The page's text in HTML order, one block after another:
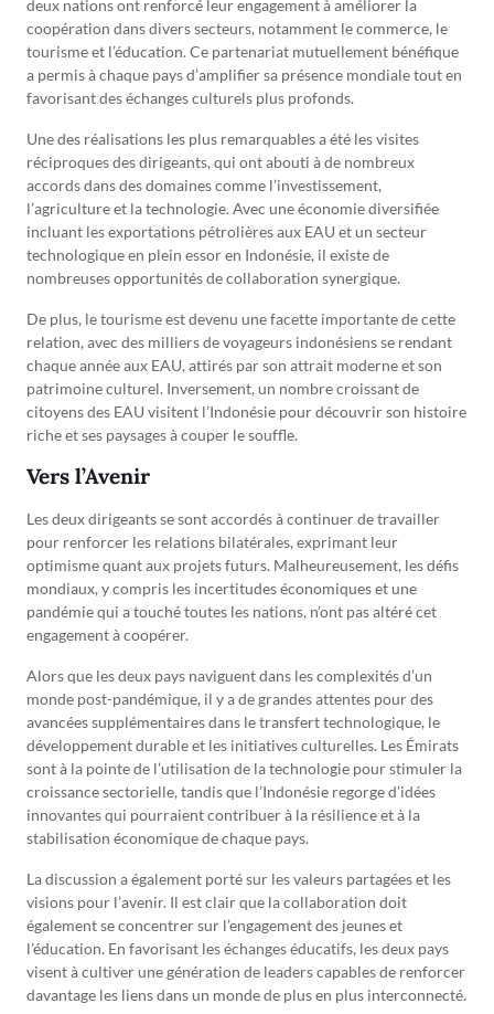
deux nations ont renforcé leur engagement à améliorer la
coopération dans divers secteurs, notamment le commerce, le
tourisme et l’éducation. Ce partenariat mutuellement bénéfique
a permis à chaque pays d’amplifier sa présence mondiale tout en
favorisant des échanges culturels plus profonds.
Une des réalisations les plus remarquables a été les visites
réciproques des dirigeants, qui ont abouti à de nombreux
accords dans des domaines comme l’investissement,
l’agriculture et la technologie. Avec une économie diversifiée
incluant les exportations pétrolières aux EAU et un secteur
technologique en plein essor en Indonésie, il existe de
nombreuses opportunités de collaboration synergique.
De plus, le tourisme est devenu une facette importante de cette
relation, avec des milliers de voyageurs indonésiens se rendant
chaque année aux EAU, attirés par son attrait moderne et son
patrimoine culturel. Inversement, un nombre croissant de
citoyens des EAU visitent l’Indonésie pour découvrir son histoire
riche et ses paysages à couper le souffle.
Vers l’Avenir
Les deux dirigeants se sont accordés à continuer de travailler
pour renforcer les relations bilatérales, exprimant leur
optimisme quant aux projets futurs. Malheureusement, les défis
mondiaux, y compris les incertitudes économiques et une
pandémie qui a touché toutes les nations, n’ont pas altéré cet
engagement à coopérer.
Alors que les deux pays naviguent dans les complexités d’un
monde post-pandémique, il y a de grandes attentes pour des
avancées supplémentaires dans le transfert technologique, le
développement durable et les initiatives culturelles. Les Émirats
sont à la pointe de l’utilisation de la technologie pour stimuler la
croissance sectorielle, tandis que l’Indonésie regorge d’idées
innovantes qui pourraient contribuer à la résilience et à la
stabilisation économique de chaque pays.
La discussion a également porté sur les valeurs partagées et les
visions pour l’avenir. Il est clair que la collaboration doit
également se concentrer sur l’engagement des jeunes et
l’éducation. En favorisant les échanges éducatifs, les deux pays
visent à cultiver une génération de leaders capables de renforcer
davantage les liens dans un monde de plus en plus interconnecté.